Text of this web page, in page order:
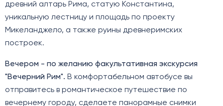
древний алтарь Рима, статую Константина,
уникальную лестницу и площадь по проекту
Микеланджело, а также руины древнеримских
построек.
Вечером - по желанию факультативная экскурсия
"Вечерний Рим". В комфортабельном автобусе вы
отправитесь в романтическое путешествие по
вечернему городу, сделаете панорамные снимки